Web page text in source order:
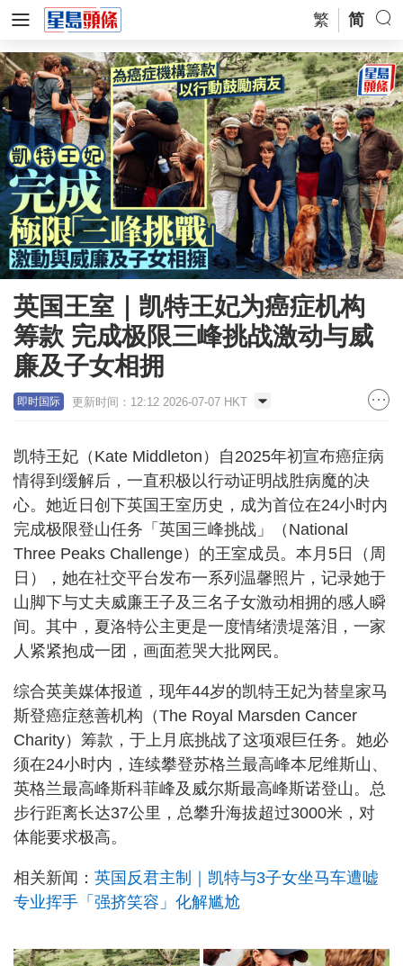
繁 简
英国王室｜凯特王妃为癌症机构
筹款 完成极限三峰挑战激动与威
廉及子女相拥
即时国际 更新时间：12:12 2026-07-07 HKT
凯特王妃（Kate Middleton）自2025年初宣布癌症病
情得到缓解后，一直积极以行动证明战胜病魔的决
心。她近日创下英国王室历史，成为首位在24小时内
完成极限登山任务「英国三峰挑战」（National
Three Peaks Challenge）的王室成员。本月5日（周
日），她在社交平台发布一系列温馨照片，记录她于
山脚下与丈夫威廉王子及三名子女激动相拥的感人瞬
间。其中，夏洛特公主更是一度情绪溃堤落泪，一家
人紧紧抱成一团，画面惹哭大批网民。
综合英美媒体报道，现年44岁的凯特王妃为替皇家马
斯登癌症慈善机构（The Royal Marsden Cancer
Charity）筹款，于上月底挑战了这项艰巨任务。她必
须在24小时内，连续攀登苏格兰最高峰本尼维斯山、
英格兰最高峰斯科菲峰及威尔斯最高峰斯诺登山。总
步行距离长达37公里，总攀升海拔超过3000米，对
体能要求极高。
相关新闻： 英国反君主制｜凯特与3子女坐马车遭嘘
专业挥手「强挤笑容」化解尴尬